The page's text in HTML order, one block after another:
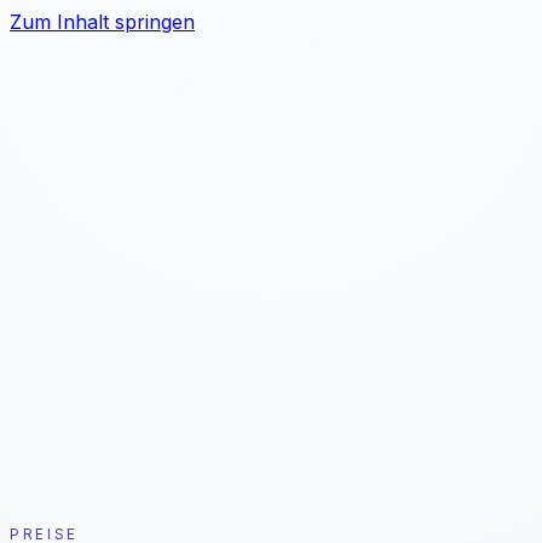
Zum Inhalt springen
Problem
PREISE